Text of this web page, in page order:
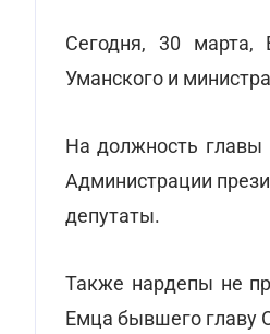
Сегодня, 30 марта,
Уманского и
На должность главы
Администрации
депутаты.
Также нардепы не
Емца бывшего главу